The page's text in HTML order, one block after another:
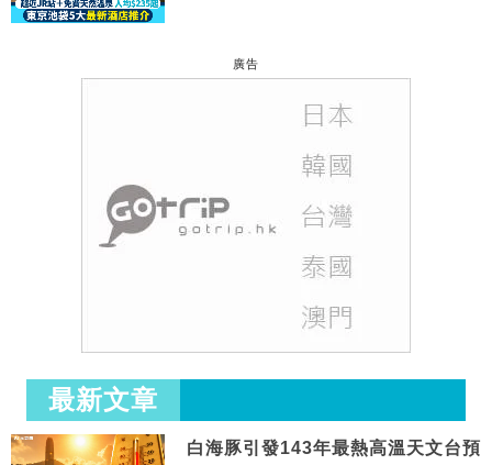
廣告
最新文章
白海豚引發143年最熱高溫天文台預